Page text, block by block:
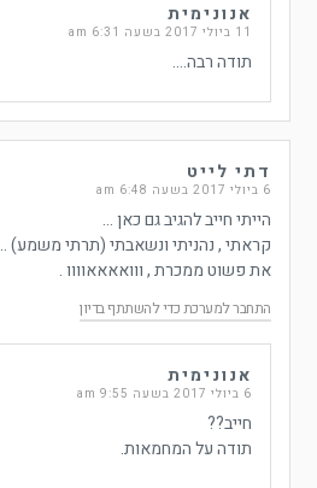
אנונימית
11 ביולי 2017 בשעה 6:31 am
תודה רבה….
דתי לייט
6 ביולי 2017 בשעה 6:48 am
הייתי חייב להגיב גם כאן …
קראתי , נהניתי ונשאבתי (תרתי משמע) ..
את פשוט ממכרת , ווואאאאוווו .
התחבר למערכת כדי להשתתף בדיון
אנונימית
6 ביולי 2017 בשעה 9:55 am
חייב??
תודה על המחמאות.